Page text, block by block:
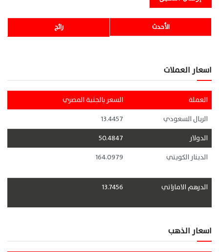
رائج الأحدث
اسعار العملات
العملة
السعر بالجنية المصري
الريال السعودي
13.4457
الدولار
50.4847
الدينار الكويتي
164.0979
الدرهم الاماراتي 13.7456
اسعار الذهب